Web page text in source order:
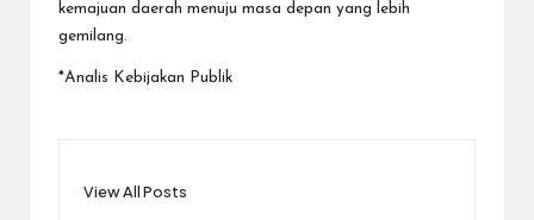
kemajuan daerah menuju masa depan yang lebih
gemilang.
*Analis Kebijakan Publik
View All Posts